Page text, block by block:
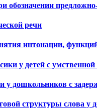
обозначении
речи
интонации,
у детей с
у дошкольников с
структуры